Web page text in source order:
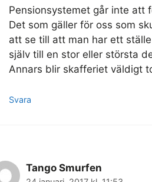
Pensionsystemet går inte att
Det som gäller för oss som
att se till att man har ett
själv till en stor eller största
Annars blir skafferiet väldigt
Svara
Tango Smurfen